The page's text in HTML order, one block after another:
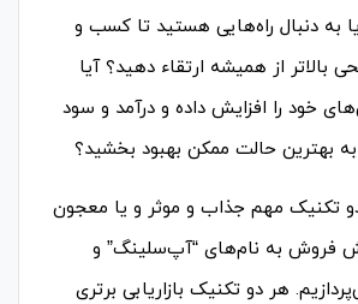
به دنبال راه‌هایی هستید تا کسب و
بالاتر از همیشه ارتقاء دهید؟ آیا
خود را افزایش داده و درآمد و سود
بهترین حالت ممکن بهبود بخشید؟
دو تکنیک مهم جذاب و موثر و یا معجون
فروش به نام‌های “آپ‌سلینگ” و
هر دو تکنیک بازاریابی برتری